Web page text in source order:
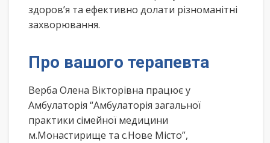
здоров’я та ефективно долати різноманітні
захворювання.
Про вашого терапевта
Верба Олена Вікторівна працює у
Амбулаторія “Амбулаторія загальної
практики сімейної медицини
м.Монастирище та с.Нове Місто”,